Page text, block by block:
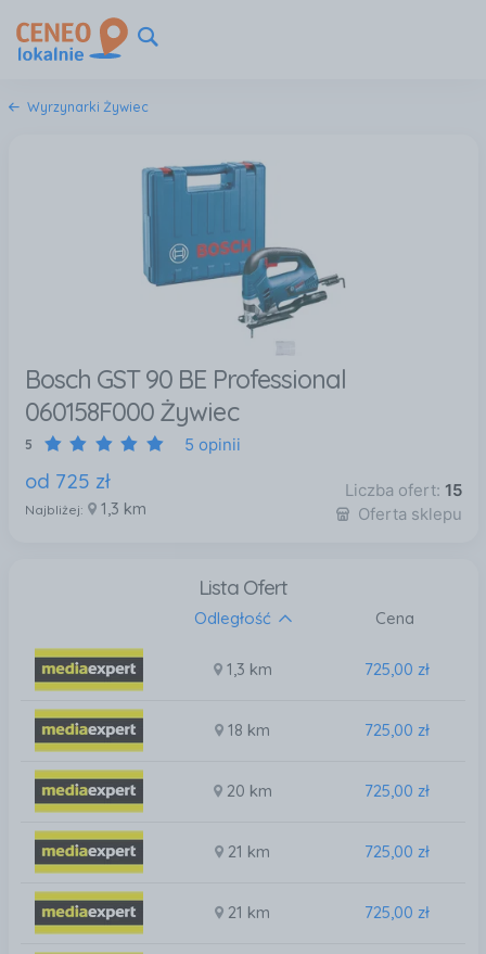
Wyrzynarki Żywiec
Bosch GST 90 BE Professional
060158F000 Żywiec
5 5 opinii
od 725 zł
Najbliżej: 1,3 km
Liczba ofert: 15
Oferta sklepu
Lista Ofert
Odległość Cena
1,3 km 725,00 zł
18 km 725,00 zł
20 km 725,00 zł
21 km 725,00 zł
21 km 725,00 zł